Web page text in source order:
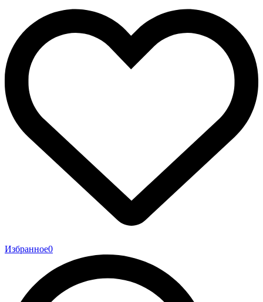
Избранное0